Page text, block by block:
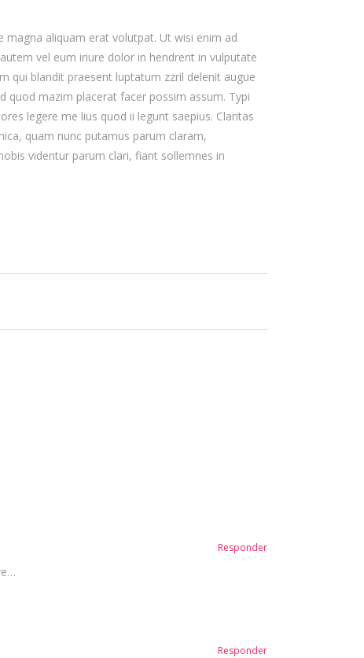
aliquam erat volutpat. Ut wisi enim ad
vel eum iriure dolor in hendrerit in vulputate
qui blandit praesent luptatum zzril delenit augue
mazim placerat facer possim assum. Typi
legere me lius quod ii legunt saepius. Claritas
quam nunc putamus parum claram,
videntur parum clari, fiant sollemnes in
Responder
Responder